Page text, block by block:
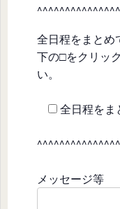
全日程をまとめ
下の□をクリッ
い。
全日程をま
メッセージ等